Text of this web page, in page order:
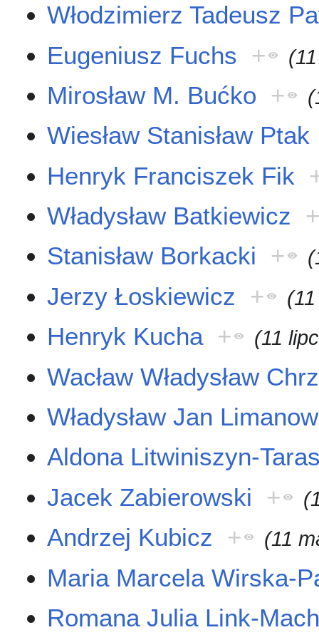
Włodzimierz Tadeusz
Eugeniusz Fuchs +
Mirosław M. Bućko +
Wiesław Stanisław Ptak
Henryk Franciszek Fik
Władysław Batkiewicz
Stanisław Borkacki
+
Jerzy Łoskiewicz +
Henryk Kucha + (11
Wacław Władysław
Władysław Jan
Aldona Litwiniszyn-
Jacek Zabierowski
+
Andrzej Kubicz + (11
Maria Marcela Wirska-
Romana Julia Link-